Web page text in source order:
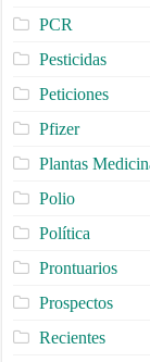
PCR
Pesticidas
Peticiones
Pfizer
Plantas
Polio
Política
Prontuarios
Prospectos
Recientes